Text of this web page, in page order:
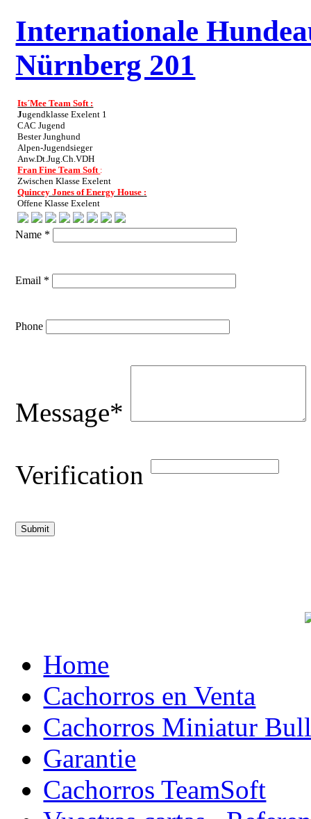
Internationale
Nürnberg 201
Its´Mee Team Soft :
Jugendklasse Exelent 1
CAC Jugend
Bester Junghund
Alpen-Jugendsieger
Anw.Dt.Jug.Ch.VDH
Fran Fine Team Soft :
Zwischen Klasse Exelent
Quincey Jones of Energy House :
Offene Klasse Exelent
Name *
Email *
Phone
Message*
Verification
Home
Cachorros en Venta
Cachorros Miniatur
Garantie
Cachorros TeamSoft